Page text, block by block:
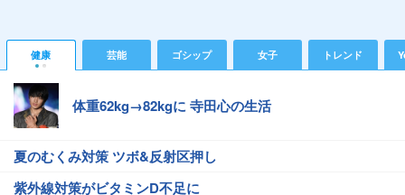
健康 芸能 ゴシップ 女子 トレンド
体重62kg→82kgに 寺田心の生活
夏のむくみ対策 ツボ&反射区押し
紫外線対策がビタミンD不足に